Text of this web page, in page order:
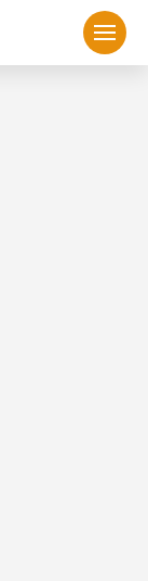
التجاوز
المحتوى